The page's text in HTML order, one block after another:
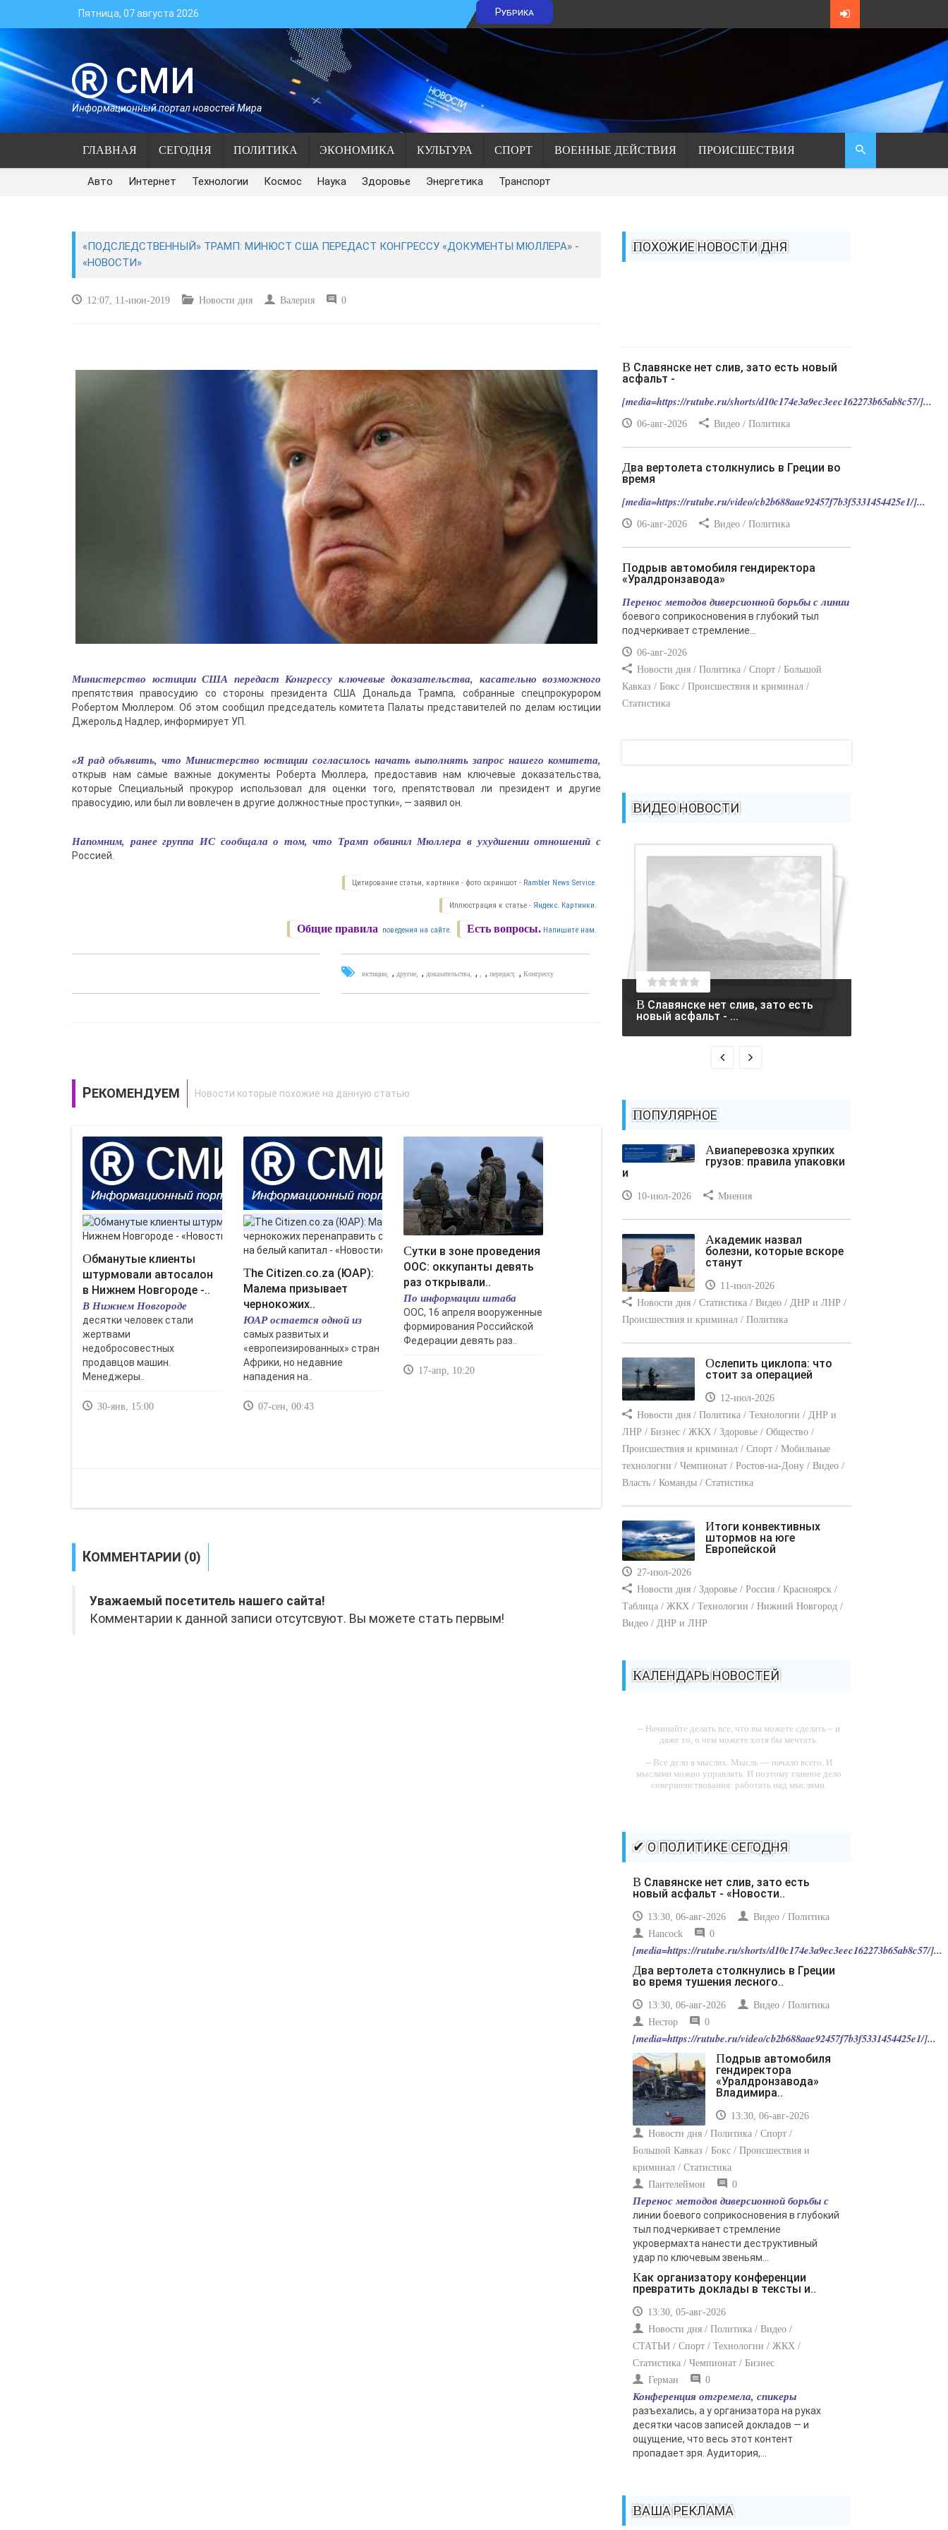
Пятница, 07 августа 2026 Рубрика
СМИ
Информационный портал новостей Мира
ГЛАВНАЯ СЕГОДНЯ ПОЛИТИКА ЭКОНОМИКА КУЛЬТУРА СПОРТ ВОЕННЫЕ ДЕЙСТВИЯ ПРОИСШЕСТВИЯ
Авто Интернет Технологии Космос Наука Здоровье Энергетика Транспорт
«ПОДСЛЕДСТВЕННЫЙ» ТРАМП: МИНЮСТ США ПЕРЕДАСТ КОНГРЕССУ «ДОКУМЕНТЫ МЮЛЛЕРА» -
«НОВОСТИ»
12:07, 11-июн-2019 Новости дня Валерия 0
Министерство юстиции США передаст Конгрессу ключевые доказательства, касательно возможного
препятствия правосудию со стороны президента США Дональда Трампа, собранные спецпрокурором
Робертом Мюллером. Об этом сообщил председатель комитета Палаты представителей по делам юстиции
Джерольд Надлер, информирует УП.
«Я рад объявить, что Министерство юстиции согласилось начать выполнять запрос нашего комитета,
открыв нам самые важные документы Роберта Мюллера, предоставив нам ключевые доказательства,
которые Специальный прокурор использовал для оценки того, препятствовал ли президент и другие
правосудию, или был ли вовлечен в другие должностные проступки», — заявил он.
Напомним, ранее группа ИС сообщала о том, что Трамп обвинил Мюллера в ухудшении отношений с
Россией.
Цитирование статьи, картинки - фото скриншот - Rambler News Service.
Иллюстрация к статье - Яндекс. Картинки.
Есть вопросы. Напишите нам.
Общие правила поведения на сайте.
юстиции , другие , доказательства , ,передаст ,Конгрессу
РЕКОМЕНДУЕМ
Обманутые клиенты
штурмовали автосалон
в Нижнем Новгороде -..
В Нижнем Новгороде
десятки человек стали
жертвами
недобросовестных
продавцов машин.
Менеджеры..
30-янв, 15:00
The Citizen.co.za (ЮАР):
Малема призывает
чернокожих..
ЮАР остается одной из
самых развитых и
«европеизированных» стран
Африки, но недавние
нападения на..
07-сен, 00:43
Сутки в зоне проведения
ООС: оккупанты девять
раз открывали..
По информации штаба
ООС, 16 апреля вооруженные
формирования Российской
Федерации девять раз..
17-апр, 10:20
КОММЕНТАРИИ (0)
Уважаемый посетитель нашего сайта!
Комментарии к данной записи отсутсвуют. Вы можете стать первым!
ПОХОЖИЕ НОВОСТИ ДНЯ
В Славянске нет слив, зато есть новый
асфальт -
[media=https://rutube.ru/shorts/d10c174e3a9ec3eec162273b65ab8c57/]...
06-авг-2026 Видео / Политика
Два вертолета столкнулись в Греции во
время
[media=https://rutube.ru/video/cb2b688aae92457f7b3f5331454425e1/]...
06-авг-2026 Видео / Политика
Подрыв автомобиля гендиректора
«Уралдронзавода»
Перенос методов диверсионной борьбы с линии
боевого соприкосновения в глубокий тыл
подчеркивает стремление...
06-авг-2026
Новости дня / Политика / Спорт / Большой
Кавказ / Бокс / Происшествия и криминал /
Статистика
ВИДЕО НОВОСТИ
В Славянске нет слив, зато есть
новый асфальт - ...
ПОПУЛЯРНОЕ
Авиаперевозка хрупких
грузов: правила упаковки
и
10-июл-2026 Мнения
Академик назвал
болезни, которые вскоре
станут
11-июл-2026
Новости дня / Статистика / Видео / ДНР и ЛНР /
Происшествия и криминал / Политика
Ослепить циклопа: что
стоит за операцией
12-июл-2026
Новости дня / Политика / Технологии / ДНР и
ЛНР / Бизнес / ЖКХ / Здоровье / Общество /
Происшествия и криминал / Спорт / Мобильные
технологии / Чемпионат / Ростов-на-Дону / Видео /
Власть / Команды / Статистика
Итоги конвективных
штормов на юге
Европейской
27-июл-2026
Новости дня / Здоровье / Россия / Красноярск /
Таблица / ЖКХ / Технологии / Нижний Новгород /
Видео / ДНР и ЛНР
КАЛЕНДАРЬ НОВОСТЕЙ
-- Начинайте делать все, что вы можете сделать – и
даже то, о чем можете хотя бы мечтать.
-- Все дело в мыслях. Мысль — начало всего. И
мыслями можно управлять. И поэтому главное дело
совершенствования: работать над мыслями.
-- Самое большое богатство — это ум. Самая большая
нищета — глупость. Из всех страхов самый пугающий
-- Лучшее, что можно сделать с хорошим советом, это
пропустить его мимо ушей. Он никогда не бывает
полезен никому, кроме того, кто его дал.
-- Люблю давать советы и очень не люблю, когда их
✔ О ПОЛИТИКЕ СЕГОДНЯ
В Славянске нет слив, зато есть
новый асфальт - «Новости..
13:30, 06-авг-2026
Видео / Политика
Hancock
0
[media=https://rutube.ru/shorts/d10c174e3a9ec3eec162273b65ab8c57/]...
Два вертолета столкнулись в Греции
во время тушения лесного..
13:30, 06-авг-2026
Видео / Политика
Нестор
0
[media=https://rutube.ru/video/cb2b688aae92457f7b3f5331454425e1/]...
Подрыв автомобиля
гендиректора
«Уралдронзавода»
Владимира..
13:30, 06-авг-2026
Новости дня / Политика / Спорт /
Большой Кавказ / Бокс / Происшествия и
криминал / Статистика
Пантелеймон
0
Перенос методов диверсионной борьбы с
линии боевого соприкосновения в глубокий
тыл подчеркивает стремление
укровермахта нанести деструктивный
удар по ключевым звеньям...
Как организатору конференции
превратить доклады в тексты и..
13:30, 05-авг-2026
Новости дня / Политика / Видео /
СТАТЬИ / Спорт / Технологии / ЖКХ /
Статистика / Чемпионат / Бизнес
Герман
0
Конференция отгремела, спикеры
разъехались, а у организатора на руках
десятки часов записей докладов — и
ощущение, что весь этот контент
пропадает зря. Аудитория,...
ВАША РЕКЛАМА